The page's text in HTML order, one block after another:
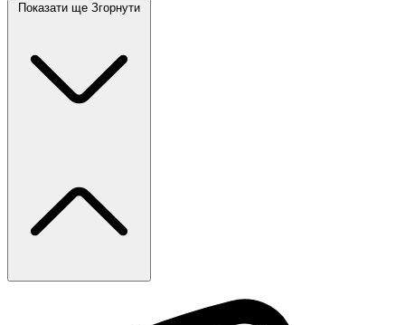
Показати ще Згорнути